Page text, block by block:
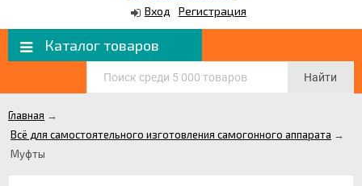
Вход Регистрация
Каталог товаров
Найти
Главная →
Всё для самостоятельного изготовления самогонного аппарата →
Муфты